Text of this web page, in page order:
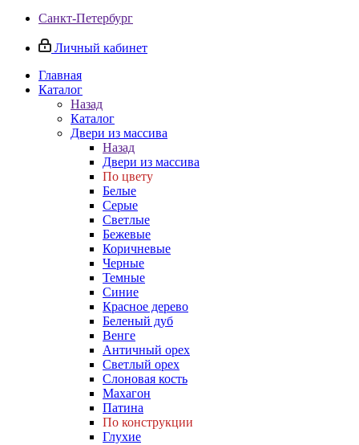
Санкт-Петербург
Личный кабинет
Главная
Каталог
Назад
Каталог
Двери из массива
Назад
Двери из массива
По цвету
Белые
Серые
Светлые
Бежевые
Коричневые
Черные
Темные
Синие
Красное дерево
Беленый дуб
Венге
Античный орех
Светлый орех
Слоновая кость
Махагон
Патина
По конструкции
Глухие